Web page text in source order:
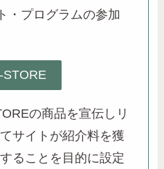
・プログラムの参加
STORE
の商品を宣伝しリ
サイトが紹介料を獲
ることを目的に設定